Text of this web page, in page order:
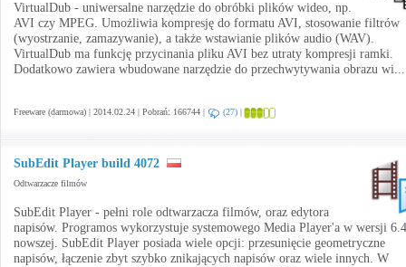
VirtualDub - uniwersalne narzędzie do obróbki plików wideo, np.
AVI czy MPEG. Umożliwia kompresję do formatu AVI, stosowanie filtrów
(wyostrzanie, zamazywanie), a także wstawianie plików audio (WAV).
VirtualDub ma funkcję przycinania pliku AVI bez utraty kompresji ramki.
Dodatkowo zawiera wbudowane narzędzie do przechwytywania obrazu
Freeware (darmowa) | 2014.02.24 | Pobrań: 166744 | (27) |
SubEdit Player build 4072
Odtwarzacze filmów
SubEdit Player - pełni role odtwarzacza filmów, oraz edytora
napisów. Programos wykorzystuje systemowego Media Player'a w wersji
nowszej. SubEdit Player posiada wiele opcji: przesunięcie geometryczne
napisów, łączenie zbyt szybko znikających napisów oraz wiele innych. W